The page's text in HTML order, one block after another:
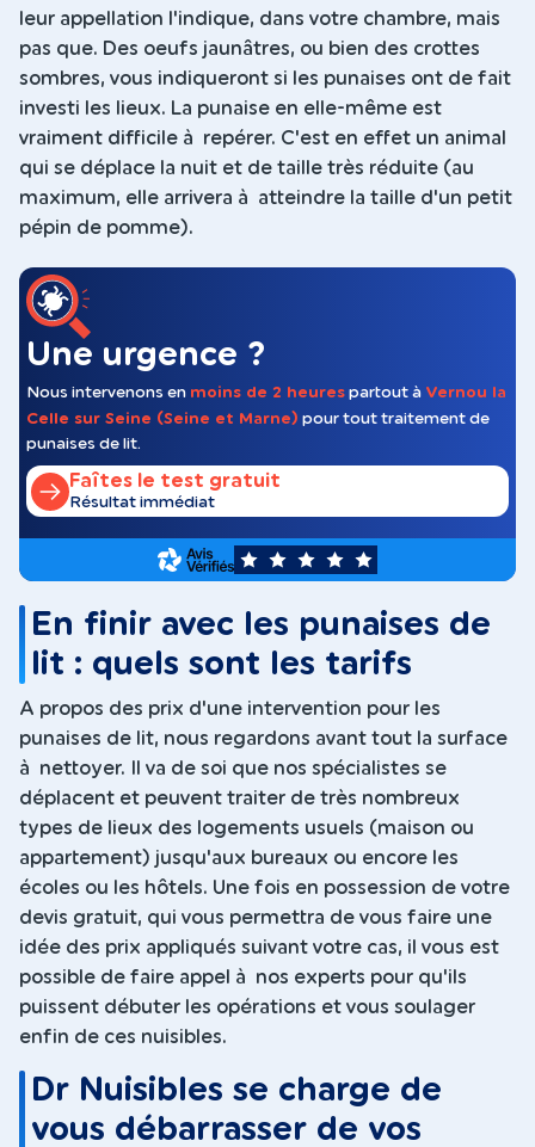
leur appellation l'indique, dans votre chambre, mais
pas que. Des oeufs jaunâtres, ou bien des crottes
sombres, vous indiqueront si les punaises ont de fait
investi les lieux. La punaise en elle-même est
vraiment difficile à repérer. C'est en effet un animal
qui se déplace la nuit et de taille très réduite (au
maximum, elle arrivera à atteindre la taille d'un petit
pépin de pomme).
Une urgence ?
Nous intervenons en moins de 2 heures partout à Vernou la
Celle sur Seine (Seine et Marne) pour tout traitement de
punaises de lit.
Faîtes le test gratuit
Résultat immédiat
5
En finir avec les punaises de
lit : quels sont les tarifs
A propos des prix d'une intervention pour les
punaises de lit, nous regardons avant tout la surface
à nettoyer. Il va de soi que nos spécialistes se
déplacent et peuvent traiter de très nombreux
types de lieux des logements usuels (maison ou
appartement) jusqu'aux bureaux ou encore les
écoles ou les hôtels. Une fois en possession de votre
devis gratuit, qui vous permettra de vous faire une
idée des prix appliqués suivant votre cas, il vous est
possible de faire appel à nos experts pour qu'ils
puissent débuter les opérations et vous soulager
enfin de ces nuisibles.
Dr Nuisibles se charge de
vous débarrasser de vos